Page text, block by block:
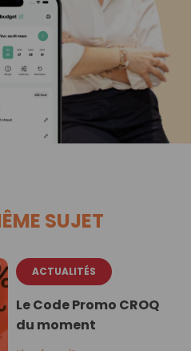
SUJET
ACTUALITÉS
Le Code Promo CROQ
du moment